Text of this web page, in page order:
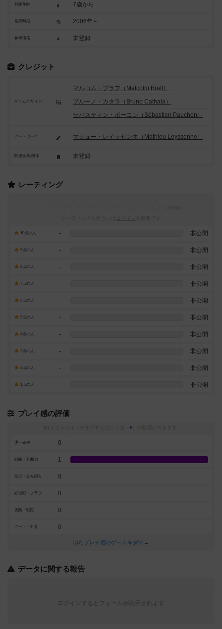
対象年齢 7歳から
発売時期 2006年～
参考価格 未登録
クレジット
ゲームデザイン
マルコム・ブラフ（Malcolm Braff）
ブルーノ・カタラ（Bruno Cathala）
セバスティン・ポーコン（Sébastien Pauchon）
アートワーク マシュー・レイッゼンネ（Mathieu Leyssenne）
関連企業/団体 未登録
レーティング
10点の人 - 非公開
9点の人 - 非公開
8点の人 - 非公開
7点の人 - 非公開
6点の人 - 非公開
5点の人 - 非公開
4点の人 - 非公開
3点の人 - 非公開
2点の人 - 非公開
1点の人 - 非公開
プレイ感の評価
※
運・確率 0
戦略・判断力 1
交渉・立ち回り 0
心理戦・ブラフ 0
攻防・戦闘 0
アート・外見 0
似たプレイ感のゲームを探す→
データに関する報告